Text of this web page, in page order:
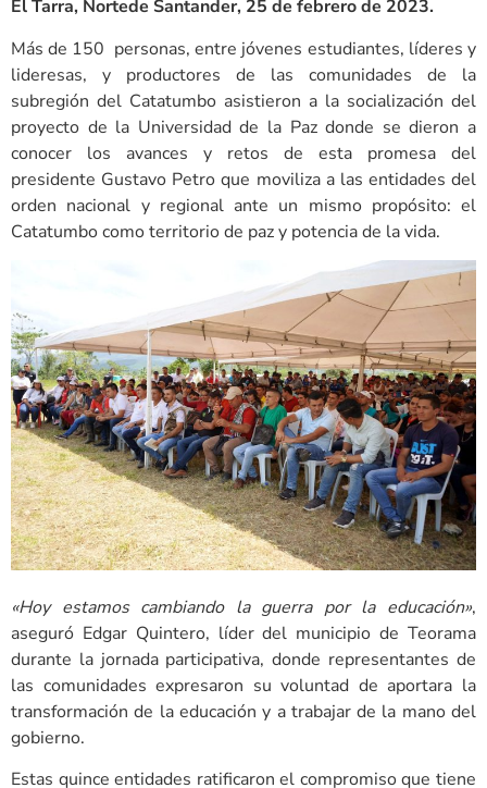
El Tarra, Nortede Santander, 25 de febrero de 2023.
Más de 150 personas, entre jóvenes estudiantes, líderes y
lideresas, y productores de las comunidades de la
subregión del Catatumbo asistieron a la socialización del
proyecto de la Universidad de la Paz donde se dieron a
conocer los avances y retos de esta promesa del
presidente Gustavo Petro que moviliza a las entidades del
orden nacional y regional ante un mismo propósito: el
Catatumbo como territorio de paz y potencia de la vida.
«Hoy estamos cambiando la guerra por la educación»,
aseguró Edgar Quintero, líder del municipio de Teorama
durante la jornada participativa, donde representantes de
las comunidades expresaron su voluntad de aportara la
transformación de la educación y a trabajar de la mano del
gobierno.
Estas quince entidades ratificaron el compromiso que tiene